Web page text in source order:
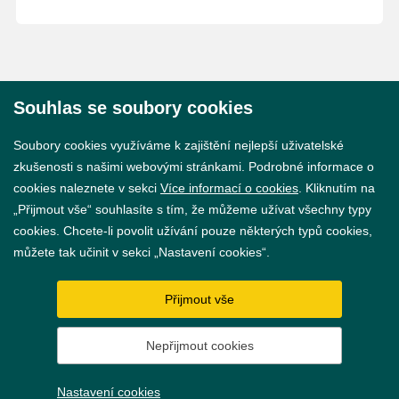
GDPR
Nastavení cookies
Souhlas se soubory cookies
Soubory cookies využíváme k zajištění nejlepší uživatelské
zkušenosti s našimi webovými stránkami. Podrobné informace o
cookies naleznete v sekci Více informací o cookies . Kliknutím na
„Přijmout vše“ souhlasíte s tím, že můžeme užívat všechny typy
cookies. Chcete-li povolit užívání pouze některých typů cookies,
můžete tak učinit v sekci „Nastavení cookies“.
Přijmout vše
Nepřijmout cookies
Nastavení cookies